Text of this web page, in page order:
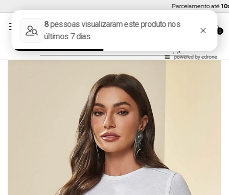
Parcelamento até10x
0